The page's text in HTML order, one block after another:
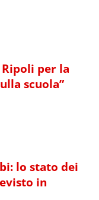
Ripoli per la
scuola”
lo stato dei
in